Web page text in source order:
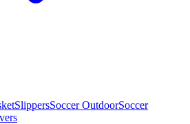
SlippersSoccer OutdoorSoccer